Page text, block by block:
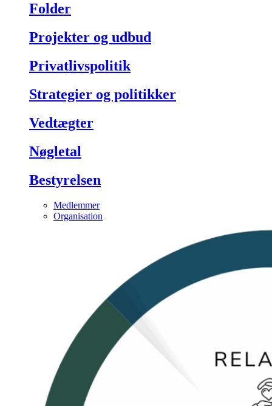
Folder
Projekter og udbud
Privatlivspolitik
Strategier og politikker
Vedtægter
Nøgletal
Bestyrelsen
Medlemmer
Organisation